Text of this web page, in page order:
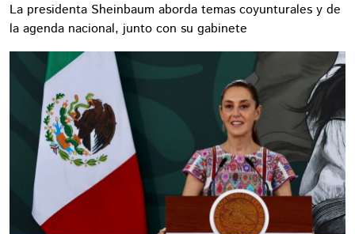
La presidenta Sheinbaum aborda temas coyunturales y de
la agenda nacional, junto con su gabinete